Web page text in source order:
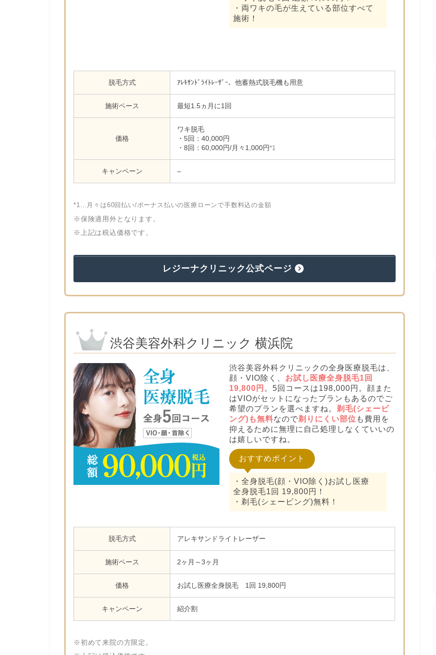
・両ワキの毛が生えている部位すべて
施術！
脱毛方式 ｱﾚｷｻﾝﾄﾞﾗｲﾄﾚｰｻﾞｰ、他蓄熱式脱毛機も用意
施術ペース 最短1.5ヵ月に1回
価格
ワキ脱毛
・5回：40,000円
・8回：60,000円/月々1,000円*1
キャンペーン –
*1…月々は60回払い/ボーナス払いの医療ローンで手数料込の金額
※保険適用外となります。
※上記は税込価格です。
レジーナクリニック公式ページ
渋谷美容外科クリニック 横浜院
渋谷美容外科クリニックの全身医療脱毛は、
顔・VIO除く、 お試し医療全身脱毛1回
19,800円 。5回コースは198,000円。顔また
はVIOがセットになったプランもあるのでご
希望のプランを選べますね。 剃毛(シェービ
ング)も無料なので剃りにくい部位 も費用を
抑えるために無理に自己処理しなくていいの
は嬉しいですね。
おすすめポイント
・全身脱毛(顔・VIO除く)お試し医療
全身脱毛1回 19,800円！
・剃毛(シェービング)無料！
脱毛方式 アレキサンドライトレーザー
施術ペース 2ヶ月～3ヶ月
価格 お試し医療全身脱毛 1回 19,800円
キャンペーン 紹介割
※初めて来院の方限定。